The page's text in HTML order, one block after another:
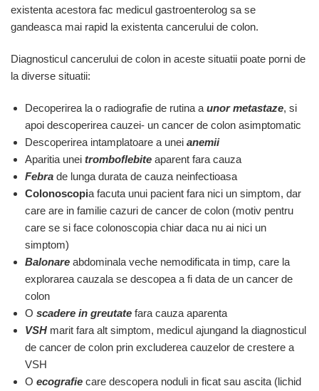
existenta acestora fac medicul gastroenterolog sa se
gandeasca mai rapid la existenta cancerului de colon.
Diagnosticul cancerului de colon in aceste situatii poate porni de
la diverse situatii:
Decoperirea la o radiografie de rutina a unor metastaze, si
apoi descoperirea cauzei- un cancer de colon asimptomatic
Descoperirea intamplatoare a unei anemii
Aparitia unei tromboflebite aparent fara cauza
Febra de lunga durata de cauza neinfectioasa
Colonoscopia facuta unui pacient fara nici un simptom, dar
care are in familie cazuri de cancer de colon (motiv pentru
care se si face colonoscopia chiar daca nu ai nici un
simptom)
Balonare abdominala veche nemodificata in timp, care la
explorarea cauzala se descopea a fi data de un cancer de
colon
O scadere in greutate fara cauza aparenta
VSH marit fara alt simptom, medicul ajungand la diagnosticul
de cancer de colon prin excluderea cauzelor de crestere a
VSH
O ecografie care descopera noduli in ficat sau ascita (lichid